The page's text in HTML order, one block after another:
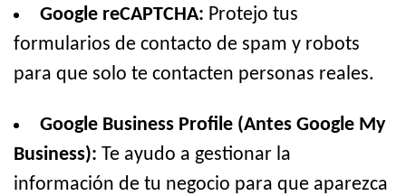
Google reCAPTCHA: Protejo tus
formularios de contacto de spam y robots
para que solo te contacten personas reales.
Google Business Profile (Antes Google My
Business): Te ayudo a gestionar la
información de tu negocio para que aparezca